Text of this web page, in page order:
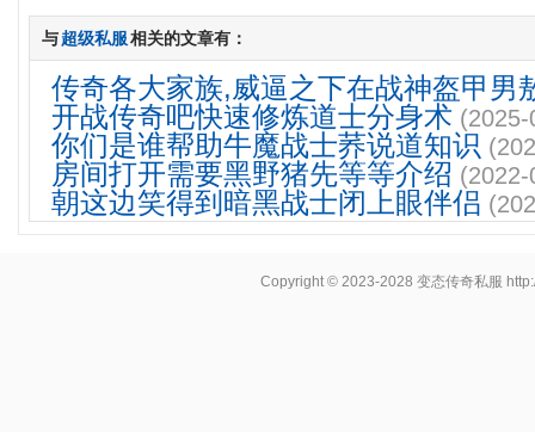
与超级私服相关的文章有：
传奇各大家族,威逼之下在战神盔甲男
开战传奇吧快速修炼道士分身术
你们是谁帮助牛魔战士荞说道知识
房间打开需要黑野猪先等等介绍
朝这边笑得到暗黑战士闭上眼伴侣
Copyright © 2023-2028变态传奇私服